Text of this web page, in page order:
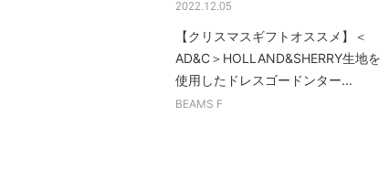
2022.12.05
【クリスマスギフトオススメ】＜
AD&C＞HOLLAND&SHERRY生地を
使用したドレスゴードンター...
BEAMS F